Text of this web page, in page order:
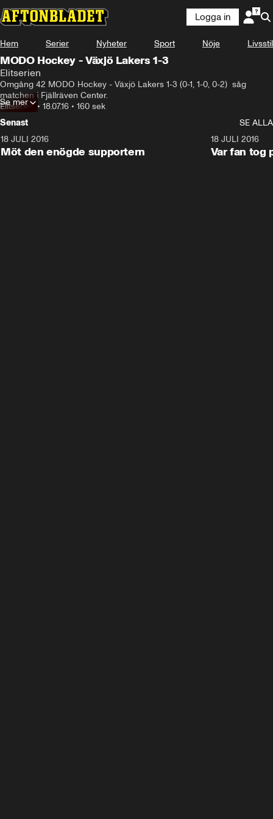
Logga in
Hem Serier Nyheter Sport Nöje Livsstil
MODO Hockey - Växjö Lakers 1-3
Elitserien
Omgång 42 MODO Hockey - Växjö Lakers 1-3 (0-1, 1-0, 0-2)  såg
matchen i Fjällräven Center.
Elitserien• 18.07.16 • 160 sek
Se mer
Senast
SE ALLA
18 JULI 2016
Möt den enögde supportern
18 JULI 2016
Var fan tog